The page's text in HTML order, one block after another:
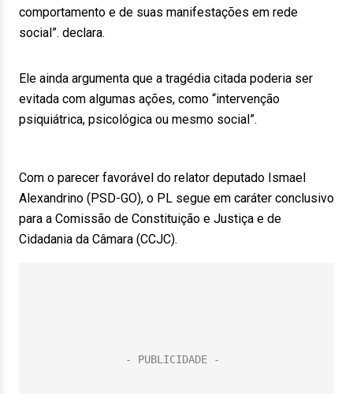
comportamento e de suas manifestações em rede
social”. declara.
Ele ainda argumenta que a tragédia citada poderia ser
evitada com algumas ações, como “intervenção
psiquiátrica, psicológica ou mesmo social”.
Com o parecer favorável do relator deputado Ismael
Alexandrino (PSD-GO), o PL segue em caráter conclusivo
para a Comissão de Constituição e Justiça e de
Cidadania da Câmara (CCJC).